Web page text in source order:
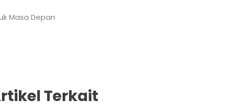
Masa Depan
Terkait